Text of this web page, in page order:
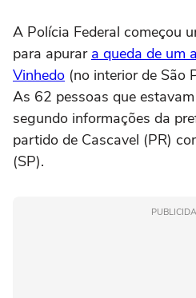
A Polícia Federal começou
para apurar a queda de um
Vinhedo (no interior de São
As 62 pessoas que
segundo informações da
partido de Cascavel (PR)
(SP).